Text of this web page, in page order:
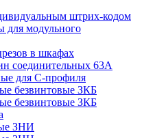
штрих-кодом
модульного
в шкафах
соединительных 63А
для С-профиля
безвинтовые ЗКБ
безвинтовые ЗКБ
ЗНИ